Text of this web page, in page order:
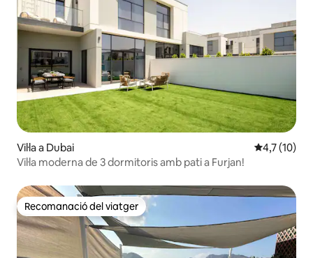
Vil·la a Dubai 4,7 de
4,7 (10)
Vil·la moderna de 3 dormitoris amb pati a Furjan!
Recomanació del viatger
Recomanació del viatger